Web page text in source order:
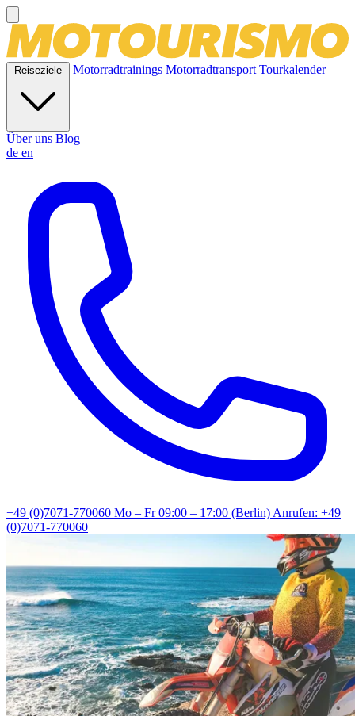
Reiseziele Motorradtrainings MotorradtransportTourkalender
Über uns Blog
de en
+49 (0)7071-770060 Mo – Fr 09:00 – 17:00 (Berlin)Anrufen: +49
(0)7071-770060